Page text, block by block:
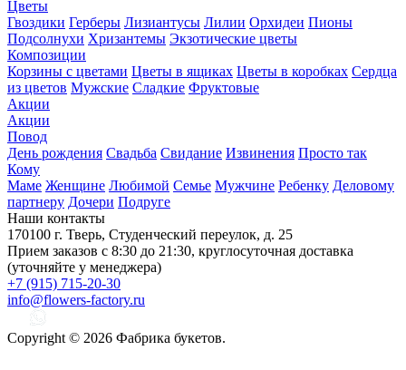
Цветы
Гвоздики Герберы Лизиантусы Лилии Орхидеи Пионы
Подсолнухи Хризантемы Экзотические цветы
Композиции
Корзины с цветами Цветы в ящиках Цветы в коробках Сердца
из цветов Мужские Сладкие Фруктовые
Акции
Акции
Повод
День рождения Свадьба Свидание Извинения Просто так
Кому
Маме Женщине Любимой Семье Мужчине Ребенку Деловому
партнеру Дочери Подруге
Наши контакты
170100 г. Тверь, Студенческий переулок, д. 25
Прием заказов с 8:30 до 21:30, круглосуточная доставка
(уточняйте у менеджера)
+7 (915) 715-20-30
info@flowers-factory.ru
Copyright © 2026 Фабрика букетов.